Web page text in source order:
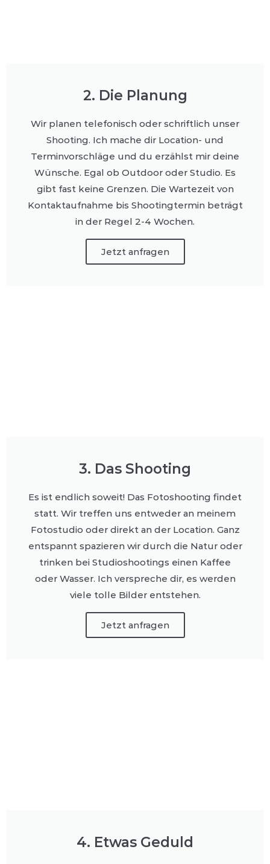
2. Die Planung
Wir planen telefonisch oder schriftlich unser
Shooting. Ich mache dir Location- und
Terminvorschläge und du erzählst mir deine
Wünsche. Egal ob Outdoor oder Studio. Es
gibt fast keine Grenzen. Die Wartezeit von
Kontaktaufnahme bis Shootingtermin beträgt
in der Regel 2-4 Wochen.
Jetzt anfragen
3. Das Shooting
Es ist endlich soweit! Das Fotoshooting findet
statt. Wir treffen uns entweder an meinem
Fotostudio oder direkt an der Location. Ganz
entspannt spazieren wir durch die Natur oder
trinken bei Studioshootings einen Kaffee
oder Wasser. Ich verspreche dir, es werden
viele tolle Bilder entstehen.
Jetzt anfragen
4. Etwas Geduld